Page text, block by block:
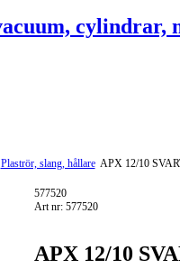
Plaströr, slang, hållare APX 12/10
577520
Art nr: 577520
APX 12/10